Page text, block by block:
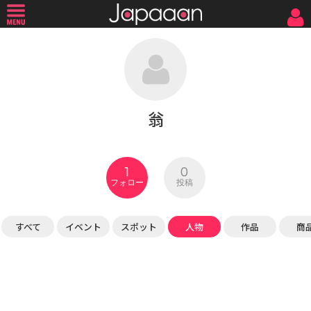
翁
1
フォロー
0
投稿
すべて イベント スポット 人物 作品 商